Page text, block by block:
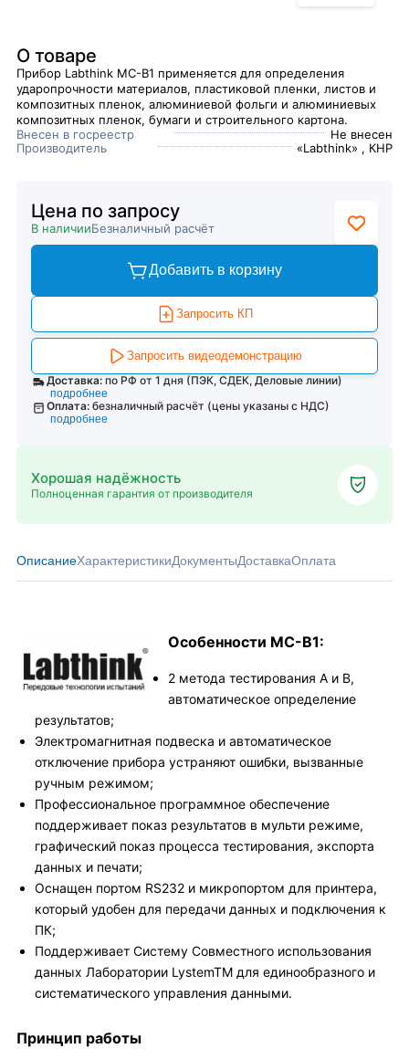
О товаре
Прибор Labthink MC-B1 применяется для определения
ударопрочности материалов, пластиковой пленки, листов и
композитных пленок, алюминиевой фольги и алюминиевых
композитных пленок, бумаги и строительного картона.
Внесен в госреестр
Не внесен
Производитель
«Labthink» , КНР
Цена по запросу
В наличииБезналичный расчёт
Добавить в корзину
Запросить КП
Запросить видеодемонстрацию
Доставка: по РФ от 1 дня (ПЭК, СДЕК, Деловые линии)
подробнее
Оплата: безналичный расчёт (цены указаны с НДС)
подробнее
Хорошая надёжность
Полноценная гарантия от производителя
ОписаниеХарактеристикиДокументыДоставкаОплата
Особенности MC-B1:
2 метода тестирования A и B,
автоматическое определение
результатов;
Электромагнитная подвеска и автоматическое
отключение прибора устраняют ошибки, вызванные
ручным режимом;
Профессиональное программное обеспечение
поддерживает показ результатов в мульти режиме,
графический показ процесса тестирования, экспорта
данных и печати;
Оснащен портом RS232 и микропортом для принтера,
который удобен для передачи данных и подключения к
ПК;
Поддерживает Систему Совместного использования
данных Лаборатории LystemTM для единообразного и
систематического управления данными.
Принцип работы